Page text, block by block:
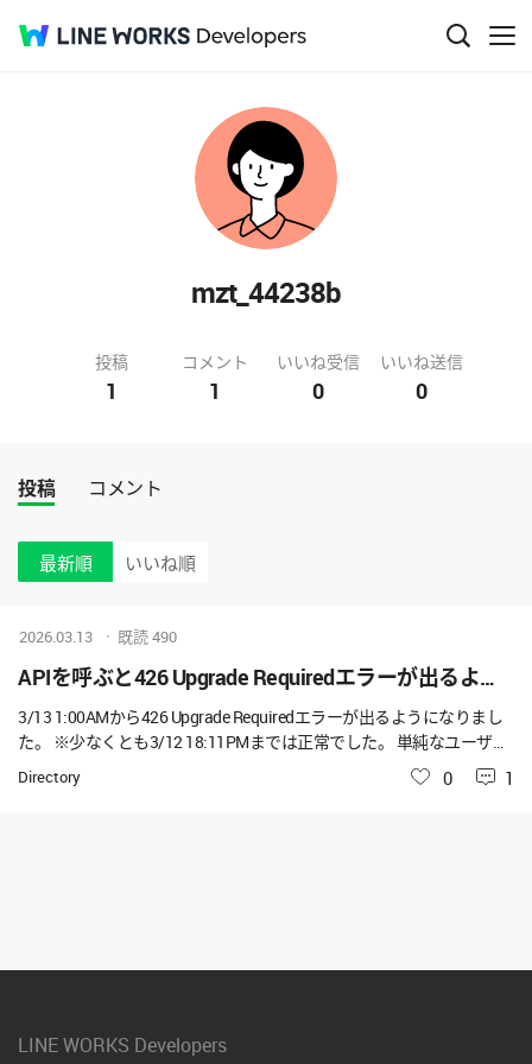
mzt_44238b
投稿
1
コメント
1
いいね受信
0
いいね送信
0
投稿 コメント
最新順 いいね順
APIを呼ぶと426 Upgrade Requiredエラーが出るようになりました
3/13 1:00AMから426 Upgrade Requiredエラーが出るようになりまし
た。 ※少なくとも3/12 18:11PMまでは正常でした。 単純なユーザー
の取得API GET /users/{userId}でもエラー出ています（3/13 11:40現在
継続中） 何かご存じないでしょうか。
Directory
2026.03.13 既読490
いいね
0 1
LINE WORKS Developers